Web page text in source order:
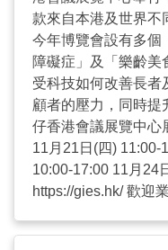
關顧患者及照顧者的
的產品，希望多元化
要。 今屆「樂齡科
日於灣仔香港會議展
設有多個特色主題館
及展出接近約五百款
品，讓公眾及業界人
「樂齡科技」發展。
11:00-17:00 11月22
者在日常生活中經常
科技產品，讓公眾親
舍和家居，均能為照
章刊於2019年11月6
款來自本港及世界不
今年博覽會設有多個
障礙症」及「樂齡美
受科技如何改善長者
顧者的壓力，同時提
仔香港會議展覽中心
11月21日(四) 11:00-
10:00-17:00 11月24
https://gies.hk/ 歡迎